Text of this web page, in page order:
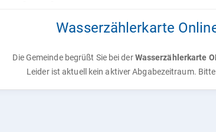
Wasserzählerkarte
Die Gemeinde begrüßt Sie bei derWasserzählerkarte
Leider ist aktuell kein aktiver Abgabezeitraum.